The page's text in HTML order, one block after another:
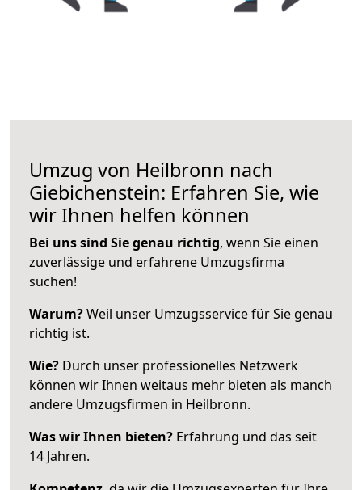
Umzug von Heilbronn nach
Giebichenstein: Erfahren Sie, wie
wir Ihnen helfen können
Bei uns sind Sie genau richtig, wenn Sie einen
zuverlässige und erfahrene Umzugsfirma
suchen!
Warum?Weil unser Umzugsservice für Sie genau
richtig ist.
Wie? Durch unser professionelles Netzwerk
können wir Ihnen weitaus mehr bieten als manch
andere Umzugsfirmen in Heilbronn.
Was wir Ihnen bieten? Erfahrung und das seit
14 Jahren.